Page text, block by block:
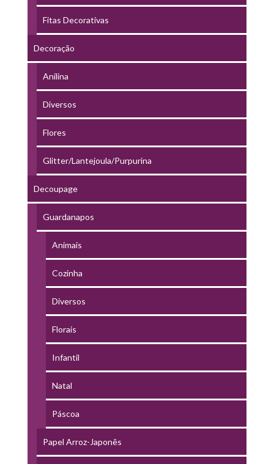
Fitas Decorativas
Decoração
Anilina
Diversos
Flores
Glitter/Lantejoula/Purpurina
Decoupage
Guardanapos
Animais
Cozinha
Diversos
Florais
Infantil
Natal
Páscoa
Papel Arroz-Japonês